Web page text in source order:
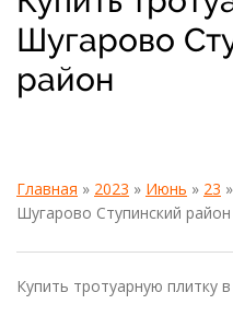
Шугарово
район
Главная » 2023 » Июнь » 23
Шугарово Ступинский район
Купить тротуарную плитку